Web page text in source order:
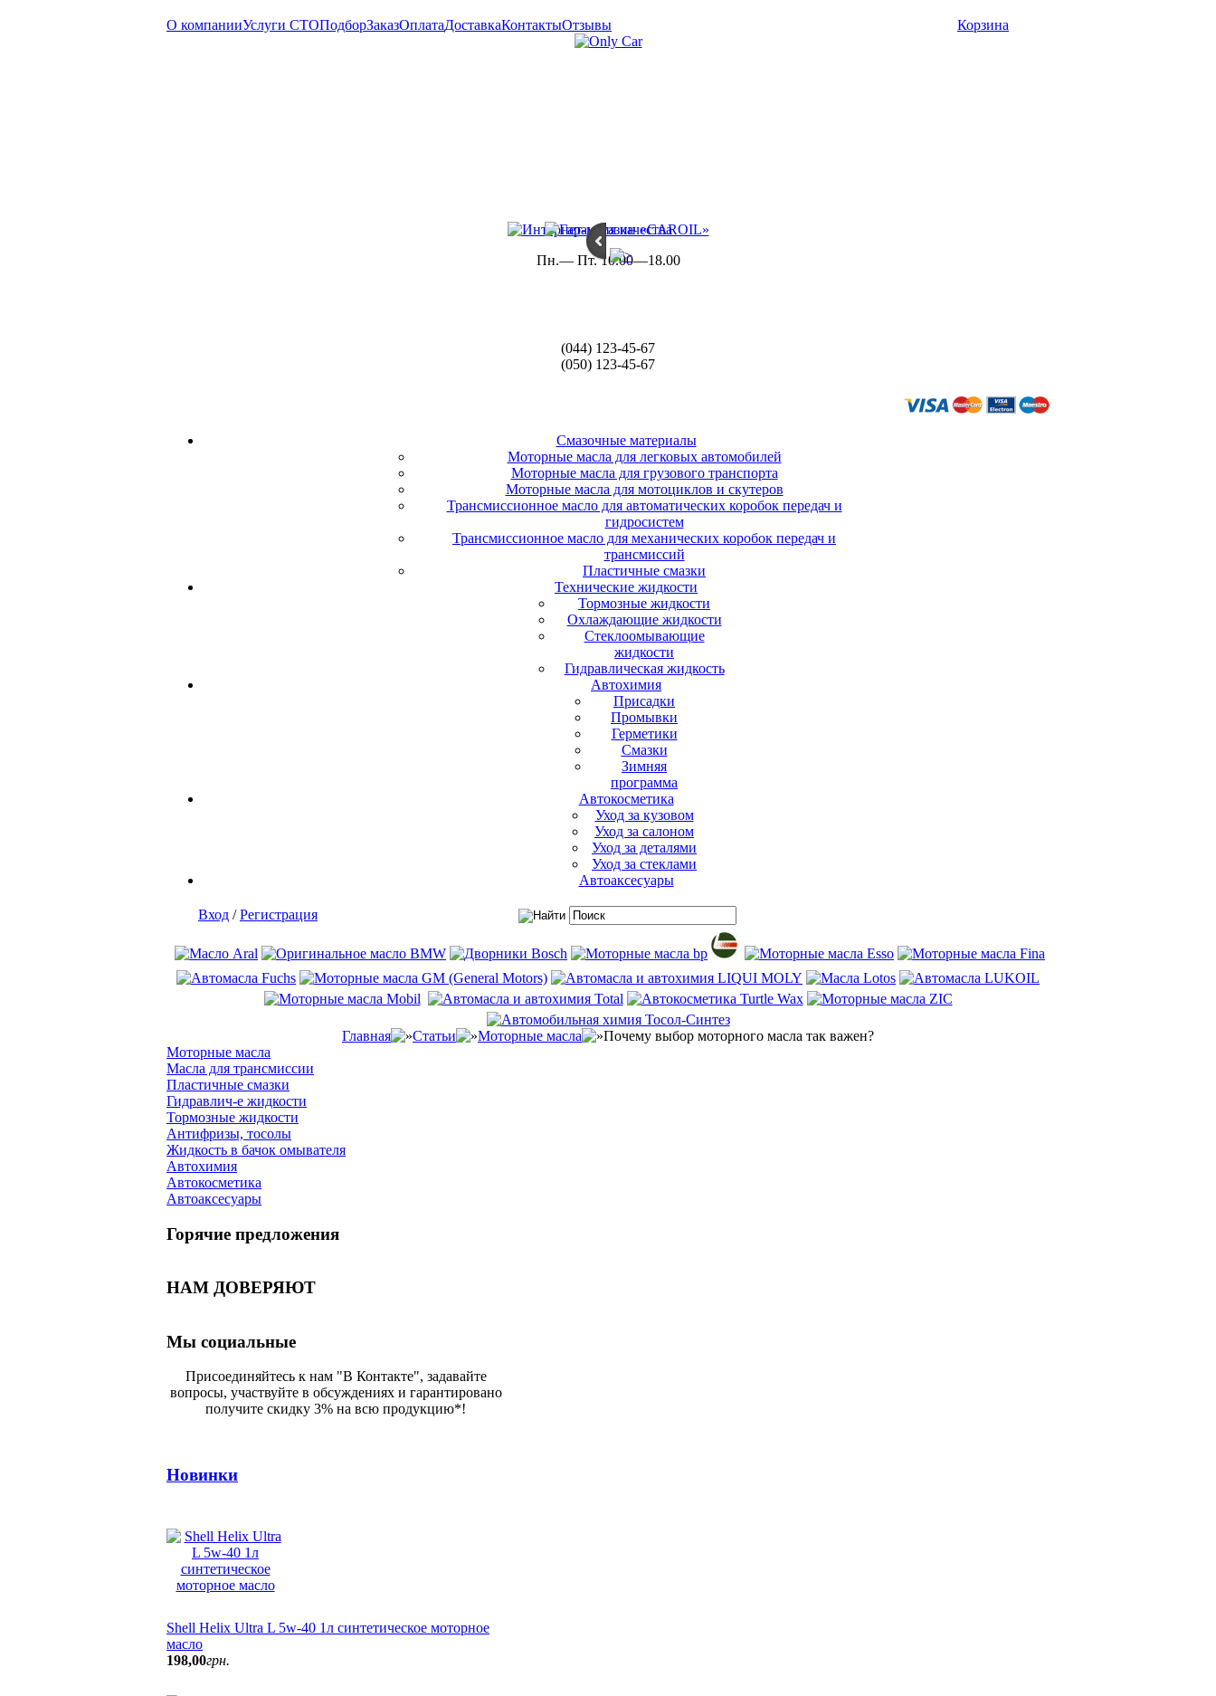
О компанииУслуги СТОПодборЗаказОплатаДоставкаКонтактыОтзывы Корзина
Пн.— Пт. 10.00—18.00
(044) 123-45-67
(050) 123-45-67
Смазочные материалы
Моторные масла для легковых автомобилей
Моторные масла для грузового транспорта
Моторные масла для мотоциклов и скутеров
Трансмиссионное масло для автоматических коробок передач и
гидросистем
Трансмиссионное масло для механических коробок передач и
трансмиссий
Пластичные смазки
Технические жидкости
Тормозные жидкости
Охлаждающие жидкости
Стеклоомывающие
жидкости
Гидравлическая жидкость
Автохимия
Присадки
Промывки
Герметики
Смазки
Зимняя
программа
Автокосметика
Уход за кузовом
Уход за салоном
Уход за деталями
Уход за стеклами
Автоаксесуары
Вход /Регистрация
Главная Статьи Моторные масла
Почему выбор моторного масла так важен?
Моторные масла
Масла для трансмиссии
Пластичные смазки
Гидравлич-е жидкости
Тормозные жидкости
Антифризы, тосолы
Жидкость в бачок омывателя
Автохимия
Автокосметика
Автоаксесуары
Горячие предложения
НАМ ДОВЕРЯЮТ
Мы социальные
Присоединяйтесь к нам "В Контакте", задавайте
вопросы, участвуйте в обсуждениях и гарантировано
получите скидку 3% на всю продукцию*!
Новинки
Shell Helix Ultra L 5w-40 1л синтетическое моторное
масло
198,00грн.